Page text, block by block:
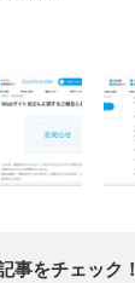
事をチェック！